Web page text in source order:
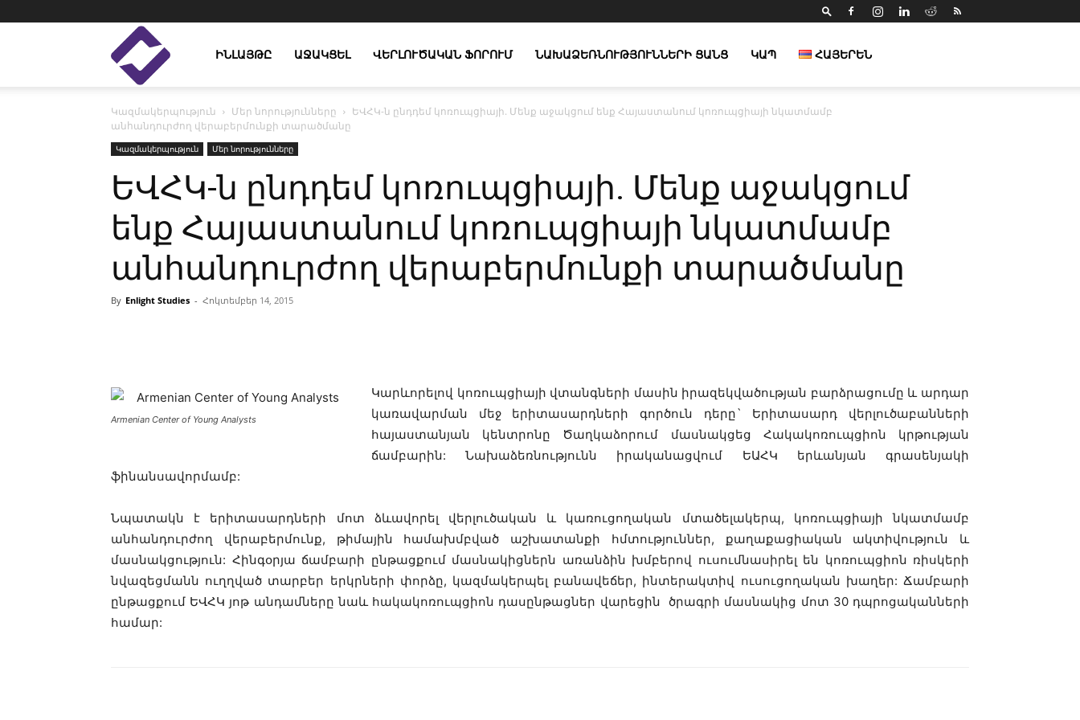
Enlight
Studies
ԻՆԼԱՅԹԸ ԱՋԱԿՑԵԼ ՎԵՐԼՈՒԾԱԿԱՆ ՖՈՐՈՒՄ ՆԱԽԱՁԵՌՆՈՒԹՅՈՒՆՆԵՐԻ ՑԱՆՑ ԿԱՊ ՀԱՅԵՐԵՆ
Կազմակերպություն Մեր նորությունները
ԵՎՀԿ-ն ընդդեմ կոռուպցիայի. Մենք աջակցում ենք Հայաստանում կոռուպցիայի նկատմամբ
անհանդուրժող վերաբերմունքի տարածմանը
Կազմակերպություն Մեր նորությունները
ԵՎՀԿ-ն ընդդեմ կոռուպցիայի. Մենք աջակցում
ենք Հայաստանում կոռուպցիայի նկատմամբ
անհանդուրժող վերաբերմունքի տարածմանը
By Enlight Studies - Հոկտեմբեր 14, 2015
Armenian Center of Young Analysts
Կարևորելով կոռուպցիայի վտանգների մասին իրազեկվածության բարձրացումը և արդար
կառավարման մեջ երիտասարդների գործուն դերը` Երիտասարդ վերլուծաբանների
հայաստանյան կենտրոնը Ծաղկաձորում մասնակցեց Հակակոռուպցիոն կրթության
ճամբարին: Նախաձեռնությունն իրականացվում ԵԱՀԿ երևանյան գրասենյակի
ֆինանսավորմամբ:
Նպատակն է երիտասարդների մոտ ձևավորել վերլուծական և կառուցողական մտածելակերպ, կոռուպցիայի նկատմամբ
անհանդուրժող վերաբերմունք, թիմային համախմբված աշխատանքի հմտություններ, քաղաքացիական ակտիվություն և
մասնակցություն: Հինգօրյա ճամբարի ընթացքում մասնակիցներն առանձին խմբերով ուսումնասիրել են կոռուպցիոն ռիսկերի
նվազեցմանն ուղղված տարբեր երկրների փորձը, կազմակերպել բանավեճեր, ինտերակտիվ ուսուցողական խաղեր: Ճամբարի
ընթացքում ԵՎՀԿ յոթ անդամները նաև հակակոռուպցիոն դասընթացներ վարեցին ծրագրի մասնակից մոտ 30 դպրոցականների
համար: